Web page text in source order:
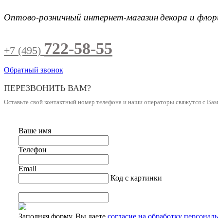
Оптово-розничный интернет-магазиндекора и
+7 (495) 722-58-55
Обратный звонок
ПЕРЕЗВОНИТЬ ВАМ?
Оставьте свой контактный номер телефона и наши операторы свяжутся с
Ваше имя
Телефон
Email
Код с картинки
Заполняя форму, Вы даете согласие на обработку